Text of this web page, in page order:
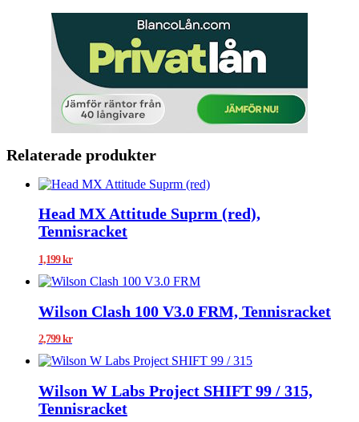
Relaterade produkter
Head MX Attitude Suprm (red),
Tennisracket
1,199kr
Wilson Clash 100 V3.0 FRM, Tennisracket
2,799kr
Wilson W Labs Project SHIFT 99 / 315,
Tennisracket